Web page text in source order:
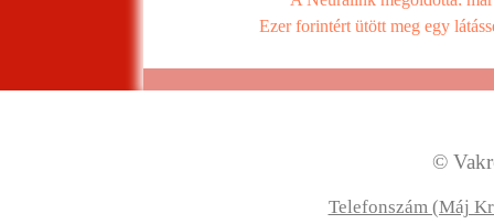
Ezer forintért ütött meg egy
©
Telefonszám (Máj